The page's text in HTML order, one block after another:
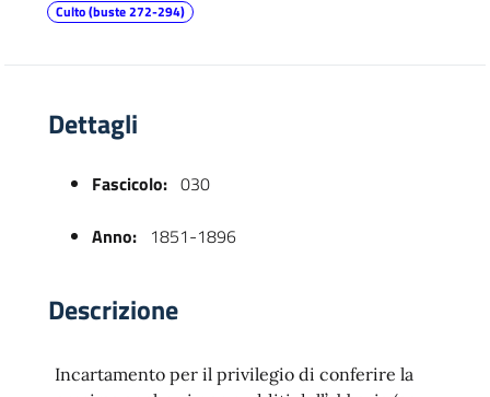
Culto (buste 272-294)
Dettagli
Fascicolo: 030
Anno: 1851-1896
Descrizione
Incartamento per il privilegio di conferire la